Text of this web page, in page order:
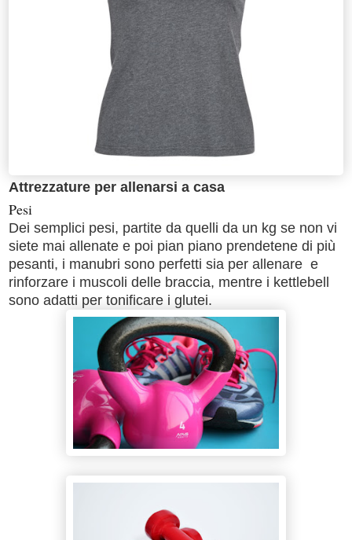
Attrezzature per allenarsi a casa
Pesi
Dei semplici pesi, partite da quelli da un kg se non vi
siete mai allenate e poi pian piano prendetene di più
pesanti, i manubri sono perfetti sia per allenare e
rinforzare i muscoli delle braccia, mentre i kettlebell
sono adatti per tonificare i glutei.